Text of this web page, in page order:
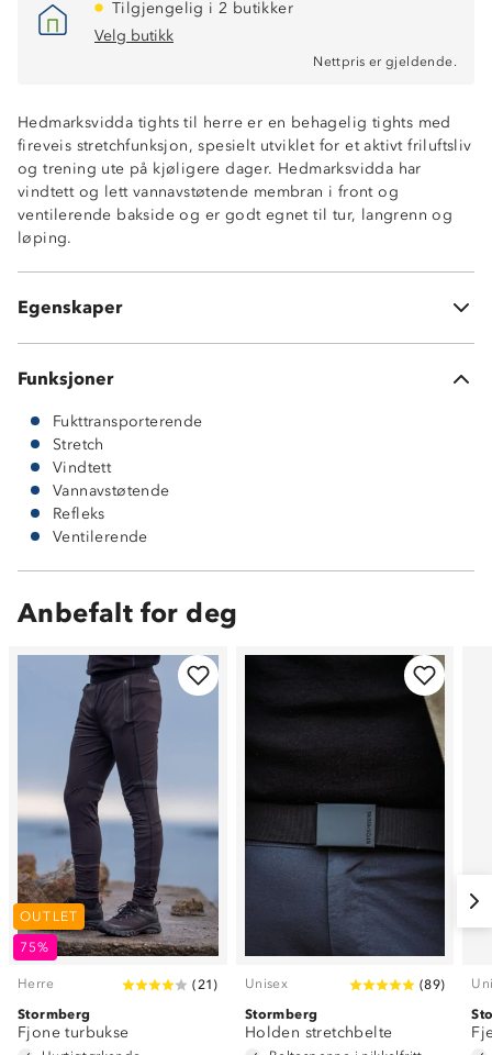
Tilgjengelig i 2 butikker
Velg butikk
Nettpris er gjeldende.
Hedmarksvidda tights til herre er en behagelig tights med
fireveis stretchfunksjon, spesielt utviklet for et aktivt friluftsliv
og trening ute på kjøligere dager. Hedmarksvidda har
vindtett og lett vannavstøtende membran i front og
ventilerende bakside og er godt egnet til tur, langrenn og
løping.
Egenskaper
Vindtett og lett vannavstøtende i front
Ventilerende bakside
Fukttransporterende
Fireveis stretch
Kroppsnær fasong
Funksjoner
Fukttransporterende
Stretch
Vindtett
Vannavstøtende
Refleks
Ventilerende
Anbefalt for deg
OUTLET
75%
Herre ( 21 )
Stormberg
Fjone turbukse
Unisex (89)
Stormberg
Holden stretchbelte